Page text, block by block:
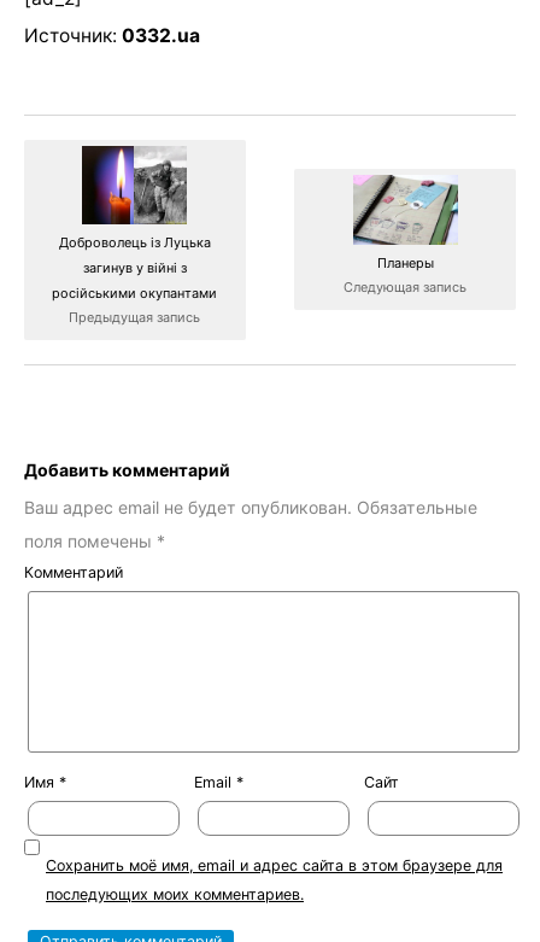
Источник: 0332.ua
Доброволець із Луцька
загинув у війні з
російськими окупантами
Предыдущая запись
Планеры
Следующая запись
Добавить комментарий
Ваш адрес email не будет опубликован. Обязательные
поля помечены *
Комментарий
Имя * Email * Сайт
Сохранить моё имя, email и адрес сайта в этом браузере для
последующих моих комментариев.